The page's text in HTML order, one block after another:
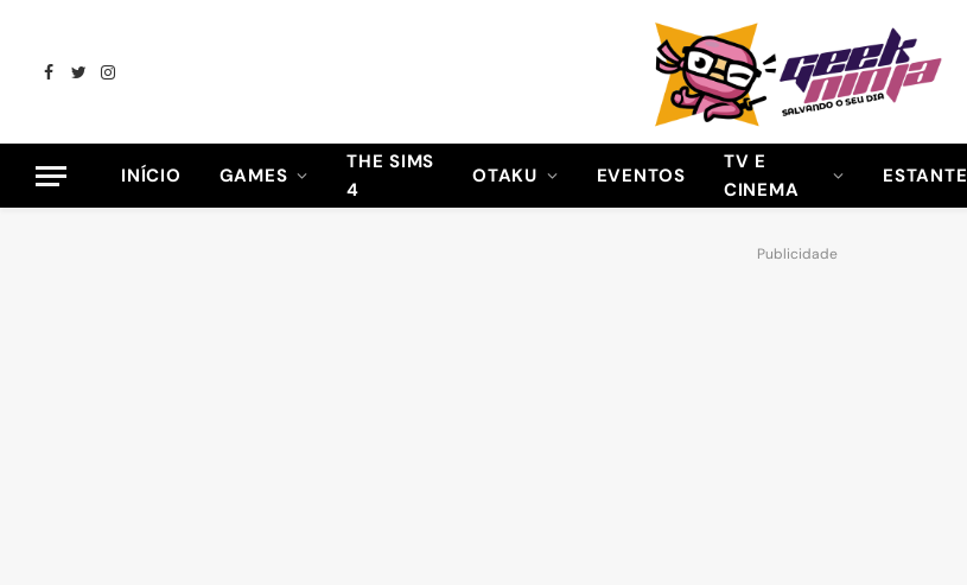
Facebook
TwitterInstagram
INÍCIO GAMES
THE SIMS
4
OTAKU EVENTOS
TV E
CINEMA
ESTANTE
Publicidade